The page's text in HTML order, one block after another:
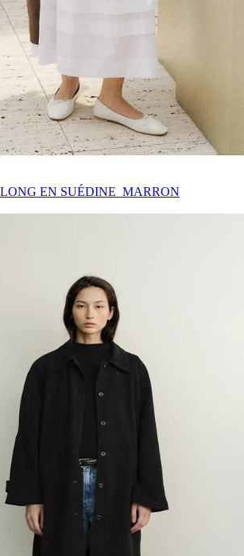
EN SUÉDINE_MARRON